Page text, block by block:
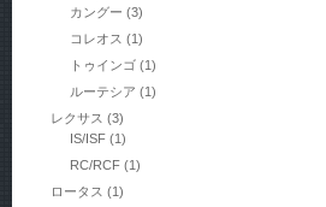
カングー (3)
コレオス (1)
トゥインゴ (1)
ルーテシア (1)
レクサス (3)
IS/ISF (1)
RC/RCF (1)
ロータス (1)